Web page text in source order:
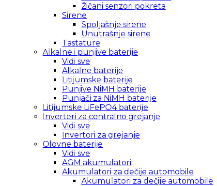
Žičani senzori pokreta
Sirene
Spoljašnje sirene
Unutrašnje sirene
Tastature
Alkalne i punjive baterije
Vidi sve
Alkalne baterije
Litijumske baterije
Punjive NiMH baterije
Punjači za NiMH baterije
Litijumske LiFePO4 baterije
Inverteri za centralno grejanje
Vidi sve
Invertori za grejanje
Olovne baterije
Vidi sve
AGM akumulatori
Akumulatori za dečije automobile
Akumulatori za dečije automobile